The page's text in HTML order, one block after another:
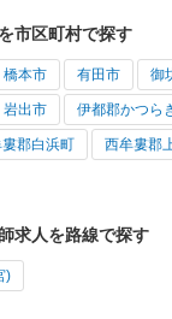
市区町村で探す
橋本市 有田市 御
岩出市 伊都郡かつら
郡白浜町 西牟婁郡
求人を路線で探す
)